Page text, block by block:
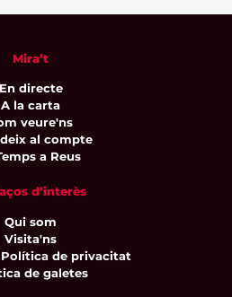
Mira’t
En directe
A la carta
veure'ns
al compte
a Reus
d’interès
Qui som
Visita'ns
de privacitat
de galetes